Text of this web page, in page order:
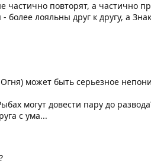
частично повторят, а частично
лояльны друг к другу, а
может быть серьезное
могут довести пару до
с ума...